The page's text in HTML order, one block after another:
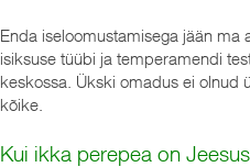
Enda iseloomustamisega jään ma
isiksuse tüübi ja temperamendi
keskossa. Ükski omadus ei olnud
kõike.
Kui ikka perepea on